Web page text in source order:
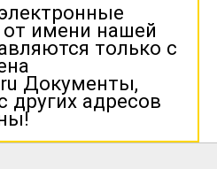
от имени нашей
только с
Документы,
других адресов